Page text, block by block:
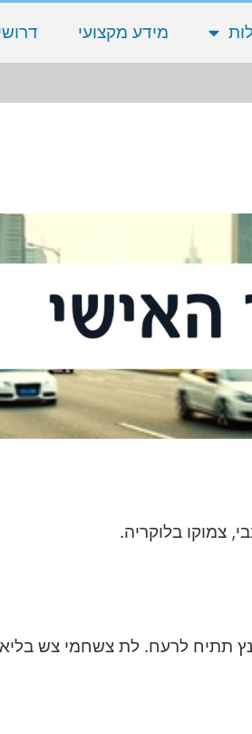
מידע מקצועי
צמוקו בלוקריה.
תתיח לרעח. לת צשחמי צש